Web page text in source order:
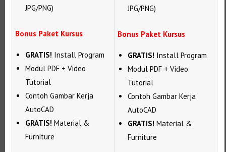
JPG/PNG)
Bonus Paket Kursus
GRATIS! Install Program
Modul PDF + Video
Tutorial
Contoh Gambar Kerja
AutoCAD
GRATIS! Material &
Furniture
JPG/PNG)
Bonus Paket Kursus
GRATIS! Install Program
Modul PDF + Video
Tutorial
Contoh Gambar Kerja
AutoCAD
GRATIS! Material &
Furniture